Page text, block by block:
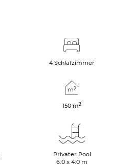
4 Schlafzimmer
150 m2
Privater Pool
6.0 x 4.0 m